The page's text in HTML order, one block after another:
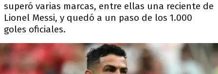
superó varias marcas, entre ellas una reciente de
Lionel Messi, y quedó a un paso de los 1.000
goles oficiales.